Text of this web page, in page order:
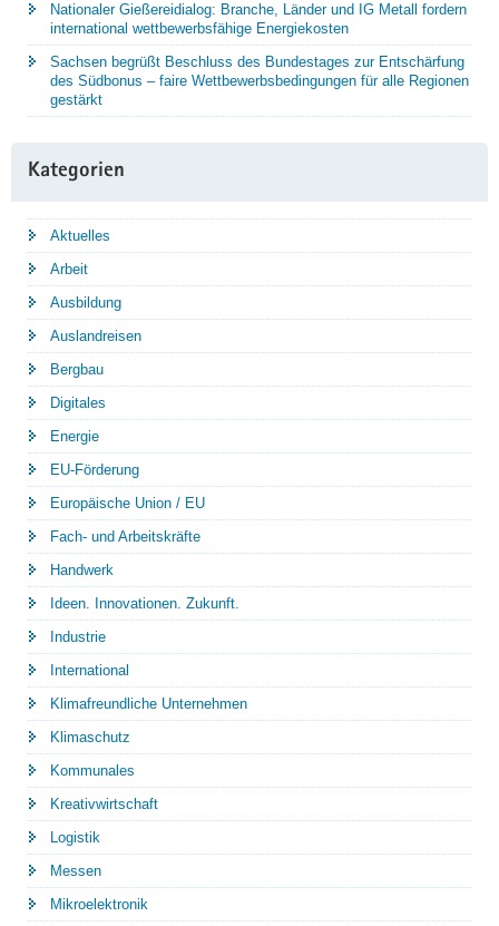
Nationaler Gießereidialog: Branche, Länder und IG Metall fordern
international wettbewerbsfähige Energiekosten
Sachsen begrüßt Beschluss des Bundestages zur Entschärfung
des Südbonus – faire Wettbewerbsbedingungen für alle Regionen
gestärkt
Kategorien
Aktuelles
Arbeit
Ausbildung
Auslandreisen
Bergbau
Digitales
Energie
EU-Förderung
Europäische Union / EU
Fach- und Arbeitskräfte
Handwerk
Ideen. Innovationen. Zukunft.
Industrie
International
Klimafreundliche Unternehmen
Klimaschutz
Kommunales
Kreativwirtschaft
Logistik
Messen
Mikroelektronik